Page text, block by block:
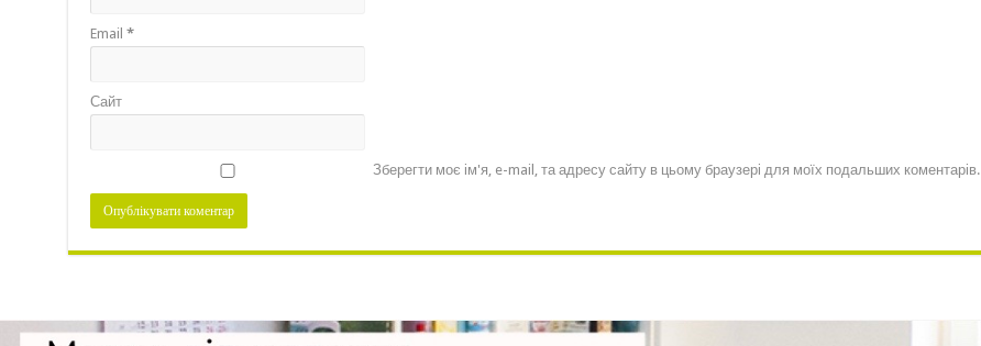
Email *
Сайт
Зберегти моє ім'я, e-mail, та адресу сайту в цьому браузері для моїх подальших коментарів.